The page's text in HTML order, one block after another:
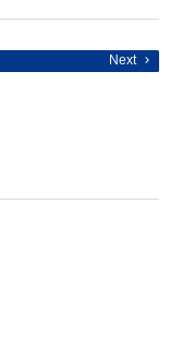
Next